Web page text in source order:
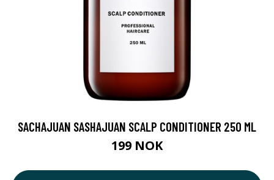
SACHAJUAN SASHAJUAN SCALP CONDITIONER 250 ML
199 NOK